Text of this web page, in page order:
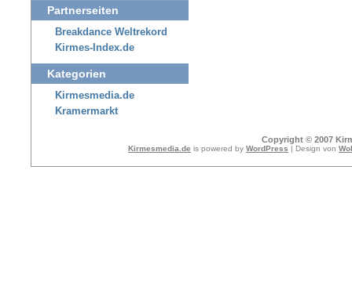
Partnerseiten
Breakdance Weltrekord
Kirmes-Index.de
Kategorien
Kirmesmedia.de
Kramermarkt
Copyright © 2007
Kirmesmedia.de is powered by WordPress | Design von